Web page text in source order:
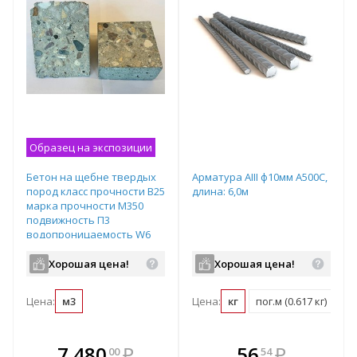
Образец на экспозиции
Бетон на щебне твердых
пород класс прочности B25
марка прочности М350
подвижность П3
водопроницаемость W6
Хорошая цена!
Цена: м3
00
В комплекте
Арматура АIII ф10мм А500С,
длина: 6,0м
Хорошая цена!
Цена: кг пог.м (0.617 кг)
В комплекте
54